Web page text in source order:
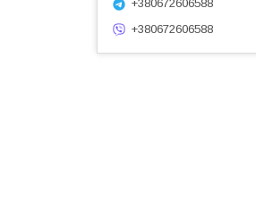
+380672606588
+380672606588